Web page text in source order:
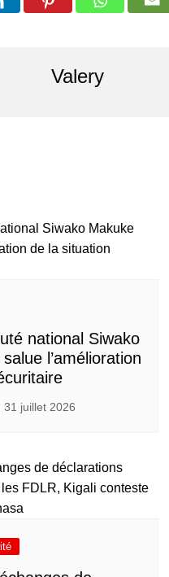
Valery
national Siwako
l’amélioration
31 juillet 2026